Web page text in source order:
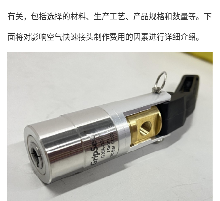
有关，包括选择的材料、生产工艺、产品规格和数量等。下
面将对影响空气快速接头制作费用的因素进行详细介绍。